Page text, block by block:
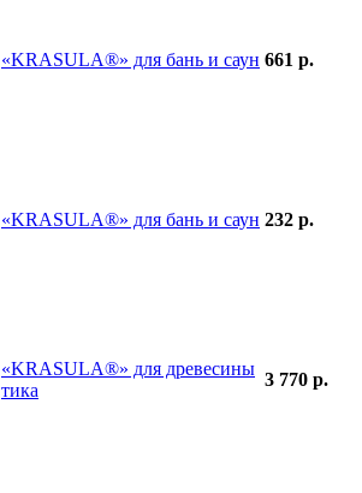
«KRASULA®» для бань и саун 661 р.
«KRASULA®» для бань и саун 232 р.
«KRASULA®» для древесины
тика
3 770 р.